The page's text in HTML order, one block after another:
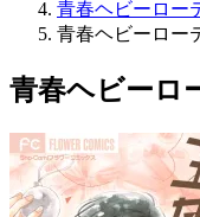
青春ヘビーロー
青春ヘビーロー
青春ヘビーロ